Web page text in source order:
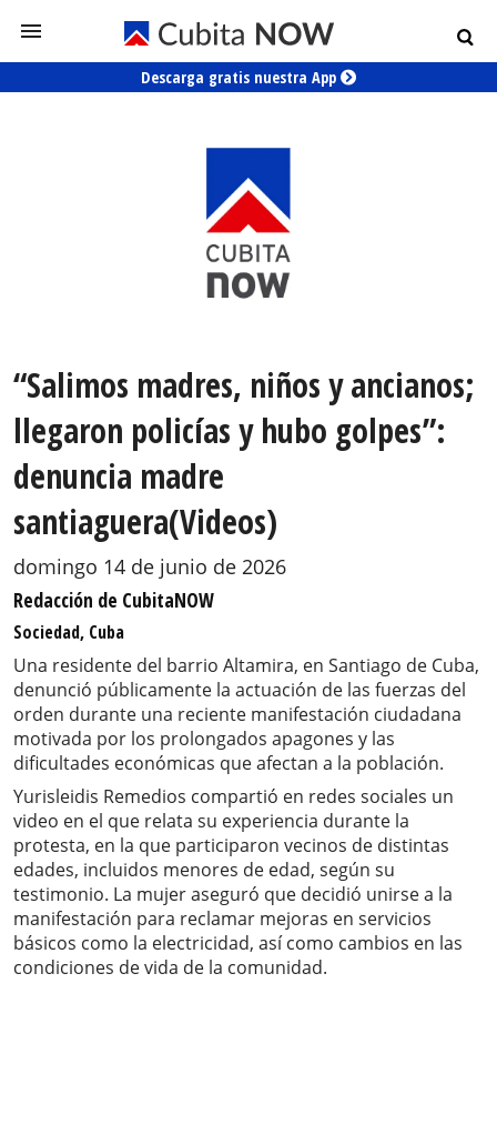
Descarga gratis nuestra App
“Salimos madres, niños y ancianos;
llegaron policías y hubo golpes”:
denuncia madre
santiaguera(Videos)
domingo 14 de junio de 2026
Redacción de CubitaNOW
Sociedad, Cuba
Una residente del barrio Altamira, en Santiago de Cuba,
denunció públicamente la actuación de las fuerzas del
orden durante una reciente manifestación ciudadana
motivada por los prolongados apagones y las
dificultades económicas que afectan a la población.
Yurisleidis Remedios compartió en redes sociales un
video en el que relata su experiencia durante la
protesta, en la que participaron vecinos de distintas
edades, incluidos menores de edad, según su
testimonio. La mujer aseguró que decidió unirse a la
manifestación para reclamar mejoras en servicios
básicos como la electricidad, así como cambios en las
condiciones de vida de la comunidad.